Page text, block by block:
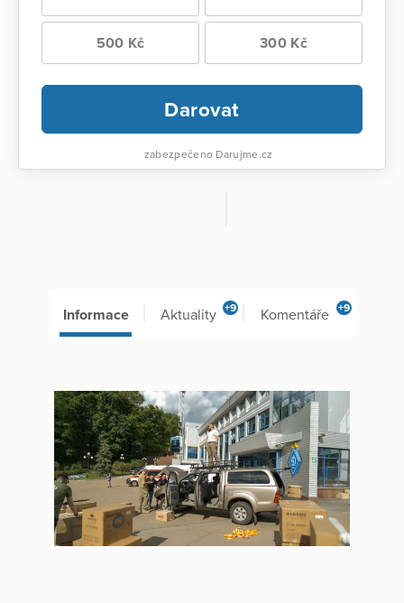
500 Kč 300 Kč
Darovat
zabezpečeno Darujme.cz
Informace Aktuality +9 Komentáře +9